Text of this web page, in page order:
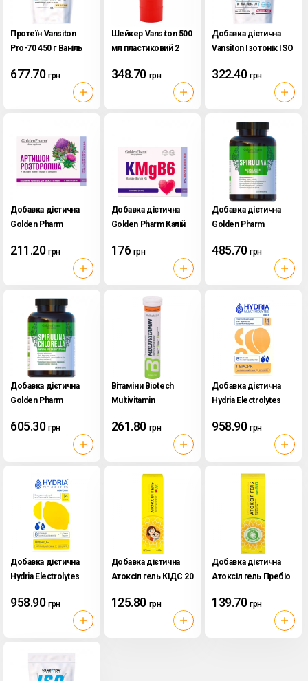
Протеїн Vansiton
Pro-70 450 г Ваніль
677.70 грн
Шейкер Vansiton 500
мл пластиковий 2
348.70 грн
Добавка дієтична
Vansiton Ізотонік ISO
Маракуйя
322.40 грн
Добавка дієтична
Golden Pharm
30 табл.
211.20 грн
Добавка дієтична
Golden Pharm Калій
176 грн
Добавка дієтична
Golden Pharm
485.70 грн
Добавка дієтична
Golden Pharm
200 табл.
605.30 грн
Вітаміни Biotech
Multivitamin
261.80 грн
Добавка дієтична
Hydria Electrolytes
958.90 грн
Добавка дієтична
Hydria Electrolytes
958.90 грн
Добавка дієтична
Атоксіл гель КІДС 20
125.80 грн
Добавка дієтична
Атоксіл гель Пребіо
139.70 грн